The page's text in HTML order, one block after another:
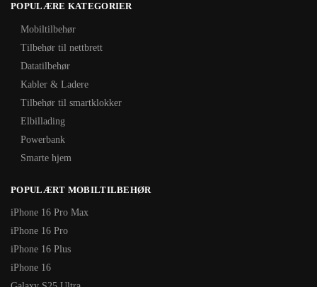
POPULÆRE KATEGORIER
Mobiltilbehør
Tilbehør til nettbrett
Datatilbehør
Kabler & Ladere
Tilbehør til smartklokker
Elbillading
Powerbank
Smarte hjem
POPULÆRT MOBILTILBEHØR
iPhone 16 Pro Max
iPhone 16 Pro
iPhone 16 Plus
iPhone 16